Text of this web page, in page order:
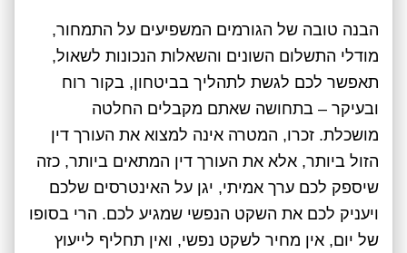
הבנה טובה של הגורמים המשפיעים על התמחור,
מודלי התשלום השונים והשאלות הנכונות לשאול,
תאפשר לכם לגשת לתהליך בביטחון, בקור רוח
ובעיקר – בתחושה שאתם מקבלים החלטה
מושכלת. זכרו, המטרה אינה למצוא את העורך דין
הזול ביותר, אלא את העורך דין המתאים ביותר, כזה
שיספק לכם ערך אמיתי, יגן על האינטרסים שלכם
ויעניק לכם את השקט הנפשי שמגיע לכם. הרי בסופו
של יום, אין מחיר לשקט נפשי, ואין תחליף לייעוץ